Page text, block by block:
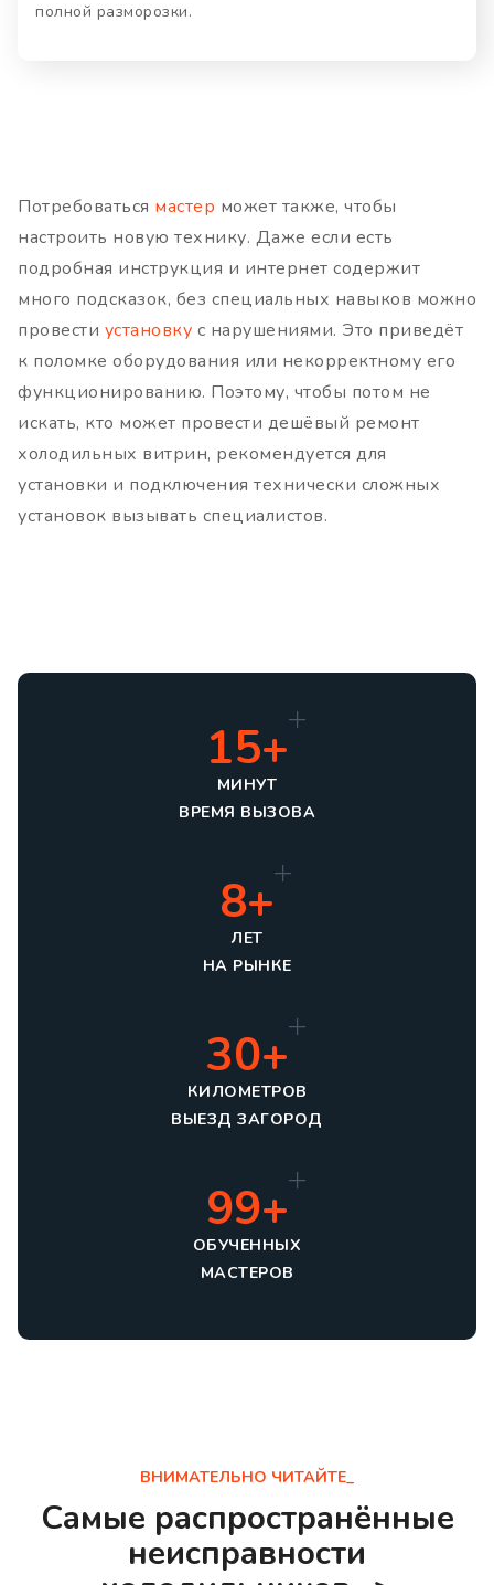
полной разморозки.
Потребоваться мастер может также, чтобы
настроить новую технику. Даже если есть
подробная инструкция и интернет содержит
много подсказок, без специальных навыков можно
провести установку с нарушениями. Это приведёт
к поломке оборудования или некорректному его
функционированию. Поэтому, чтобы потом не
искать, кто может провести дешёвый ремонт
холодильных витрин, рекомендуется для
установки и подключения технически сложных
установок вызывать специалистов.
15+
МИНУТ
ВРЕМЯ ВЫЗОВА
8+
ЛЕТ
НА РЫНКЕ
30+
КИЛОМЕТРОВ
ВЫЕЗД ЗАГОРОД
99+
ОБУЧЕННЫХ
МАСТЕРОВ
ВНИМАТЕЛЬНО ЧИТАЙТЕ_
Самые распространённые
неисправности